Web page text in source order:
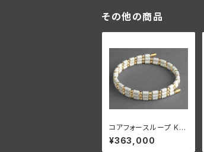
その他の商品
コアフォースループ K18
ホワイト CFL50【正規
品】
¥363,000